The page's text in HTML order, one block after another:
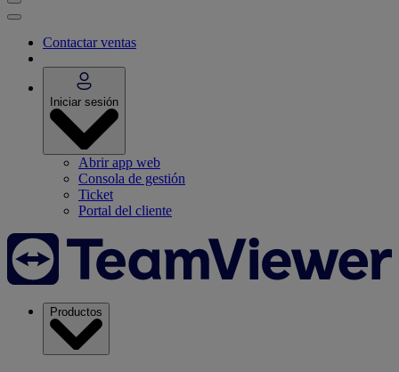
Contactar ventas
Iniciar sesión
Abrir app web
Consola de gestión
Ticket
Portal del cliente
Productos